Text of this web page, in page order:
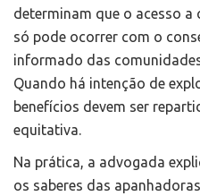
determinam que o acesso
só pode ocorrer com o
informado das
Quando há intenção de
benefícios devem ser
equitativa.
Na prática, a advogada
os saberes das